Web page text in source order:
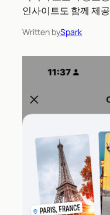
인사이트도 함께 제
Written bySpark